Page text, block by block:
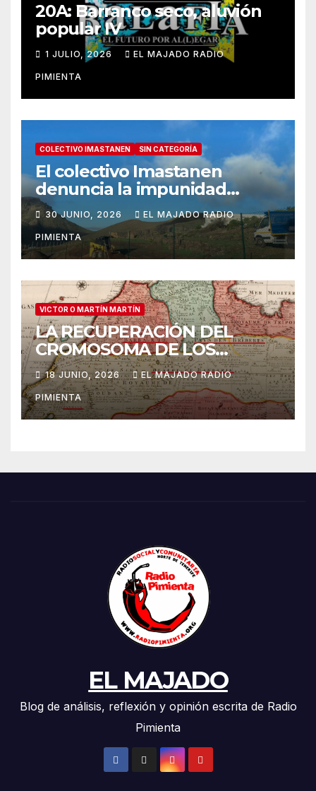
20A: Barranco seco, aluvión
popular IV
1 JULIO, 2026 EL MAJADO RADIO
PIMIENTA
COLECTIVO IMASTANEN SIN CATEGORÍA
El colectivo Imastanen
denuncia la impunidad
urbanística en Arona: las
obras ilegales en suelo
rústico ya denunciadas en
marzo prosiguen ante la
inoperancia institucional
30 JUNIO, 2026 EL MAJADO RADIO
PIMIENTA
VICTOR O MARTÍN MARTÍN
LA RECUPERACIÓN DEL
CROMOSOMA DE LOS
ANTIGUOS CANARIOS: A
PROPÓSITO DEL LIBRO DE A.
M. MACÍAS “LOS
ABORÍGENES CANARIOS.
18 JUNIO, 2026 EL MAJADO RADIO
PIMIENTA
EL MAJADO
Blog de análisis, reflexión y opinión escrita de Radio
Pimienta